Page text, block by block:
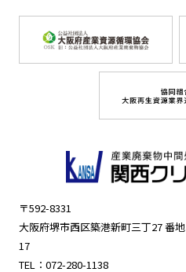
〒592-8331
大阪府堺市西区築港新町三丁27 番地
17
TEL： 072-280-1138